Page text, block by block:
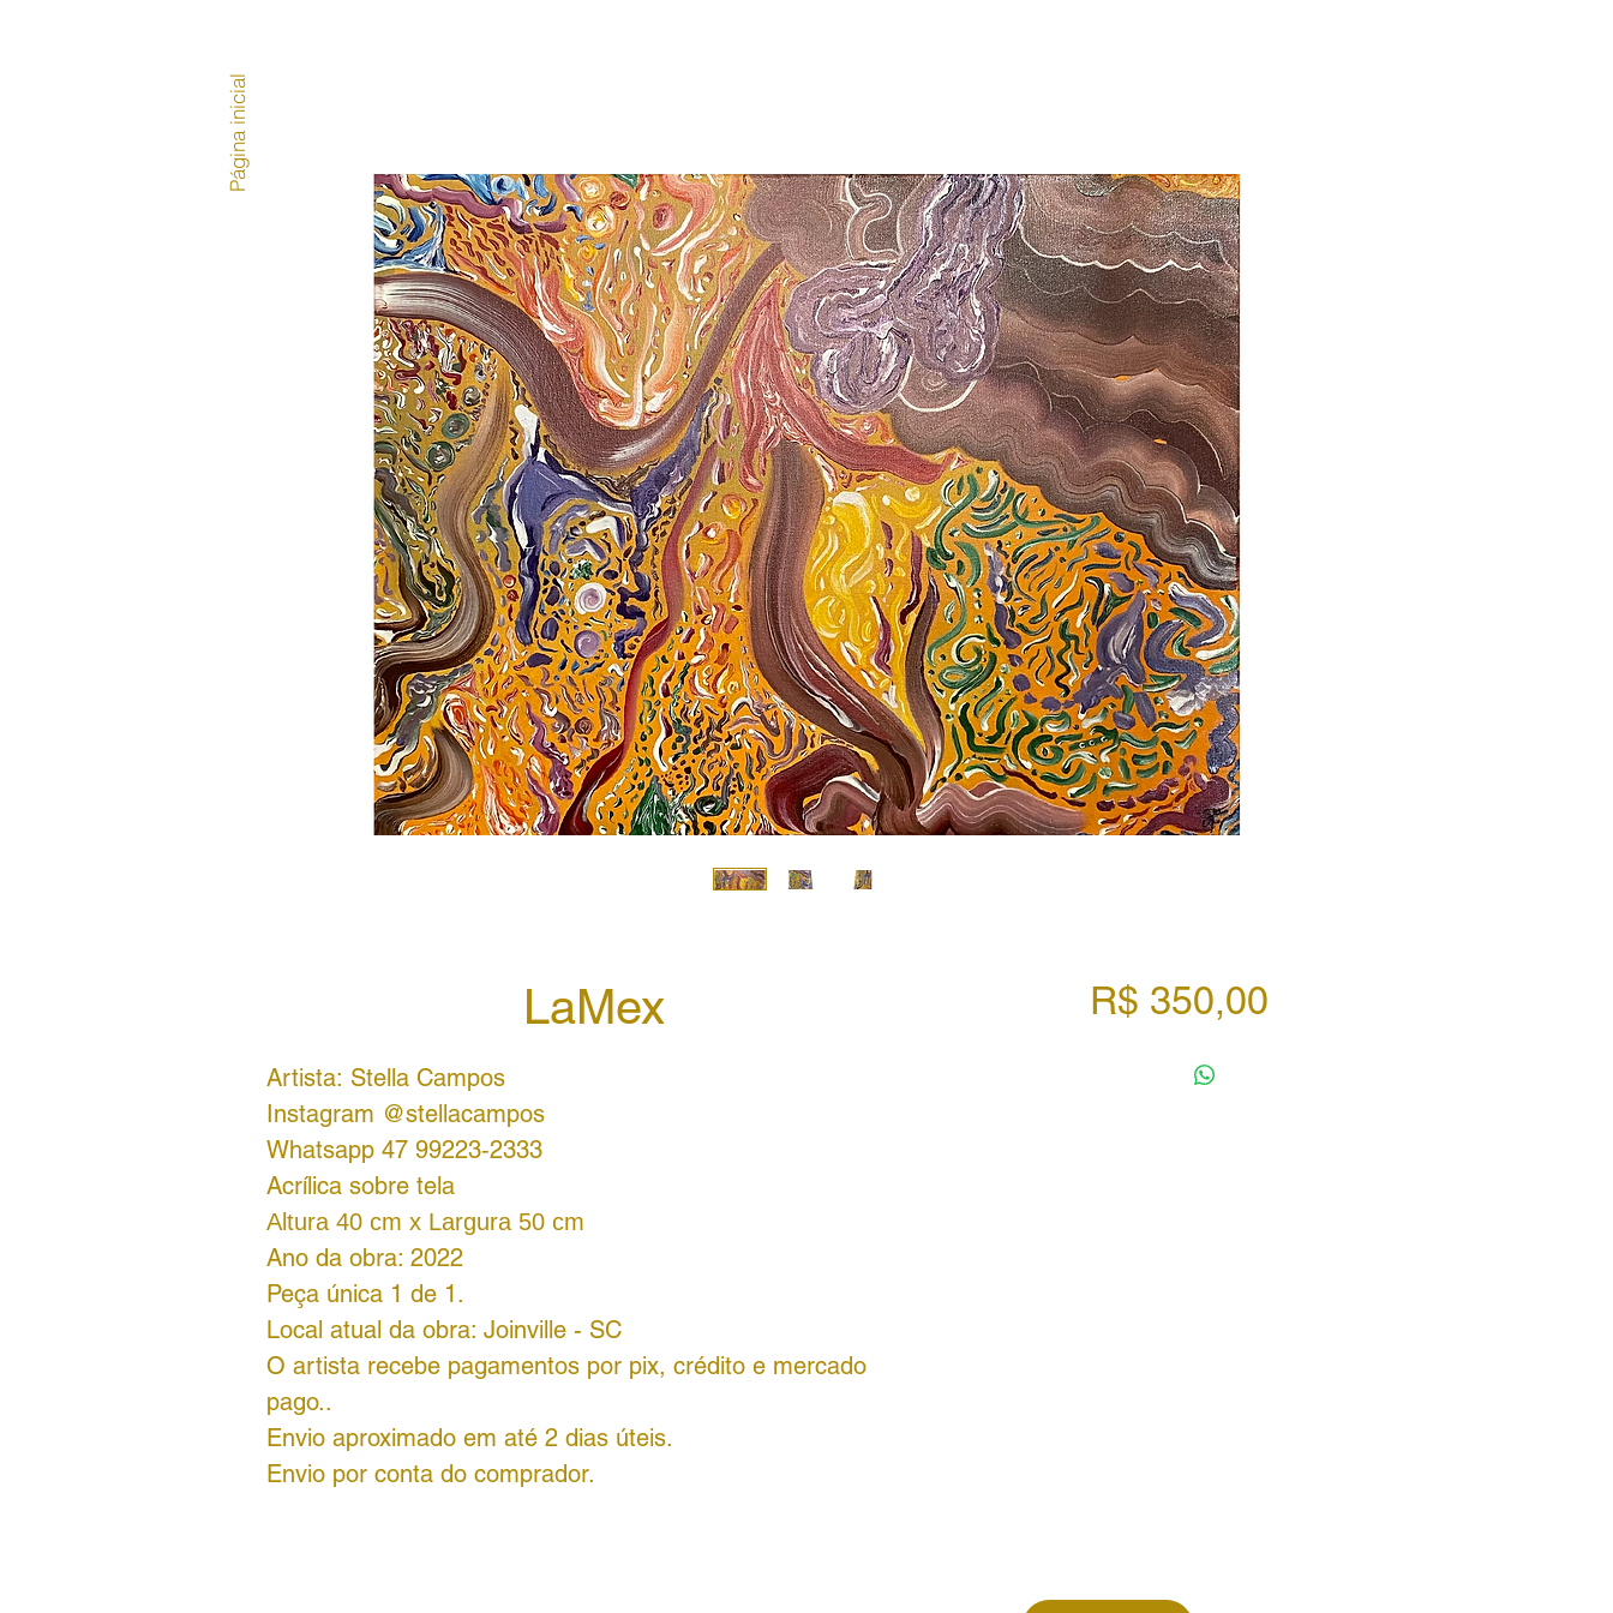
LaMex
Artista: Stella Campos
Instagram @stellacampos
Whatsapp 47 ‪99223‑2333‬
Acrílica sobre tela
Altura 40 cm x Largura 50 cm
Ano da obra: 2022
Peça única 1 de 1.
Local atual da obra: Joinville - SC
O artista recebe pagamentos por pix, crédito e mercado
pago..
Envio aproximado em até 2 dias úteis.
Envio por conta do comprador.
R$ 350,00
Página inicial